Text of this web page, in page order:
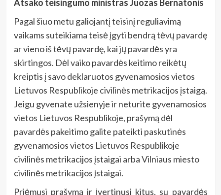
Atsako teisingumo ministras Juozas Bernatonis
Pagal šiuo metu galiojantį teisinį reguliavimą
vaikams suteikiama teisė įgyti bendrą tėvų pavardę
ar vieno iš tėvų pavardę, kai jų pavardės yra
skirtingos. Dėl vaiko pavardės keitimo reikėtų
kreiptis į savo deklaruotos gyvenamosios vietos
Lietuvos Respublikoje civilinės metrikacijos įstaigą.
Jeigu gyvenate užsienyje ir neturite gyvenamosios
vietos Lietuvos Respublikoje, prašymą dėl
pavardės pakeitimo galite pateikti paskutinės
gyvenamosios vietos Lietuvos Respublikoje
civilinės metrikacijos įstaigai arba Vilniaus miesto
civilinės metrikacijos įstaigai.
Priėmusi prašymą ir įvertinusi kitus, su pavardės